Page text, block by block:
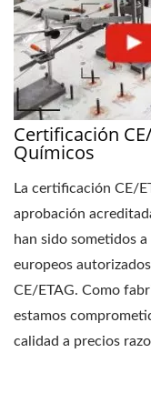
Certificación
Químicos
La certificación CE/
aprobación
han sido sometidos
europeos
CE/ETAG. Como
estamos
calidad a precios